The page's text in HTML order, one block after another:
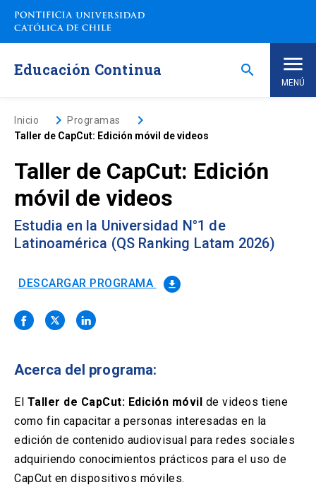
Saltar
contenido
Educación Continua search
MENÚ
Inicio
Programas de Estudio
Programas Corporativos
Noticias
Solicitud Certificados
en
nueva
pestaña)
enlace
abre
en
nueva
pestaña)
enlace
se
abre
en
nueva
ACCESOS UC
Biblioteca launch
(El
enlace
Mi Portal UC launch
(El
enlace
Inicio keyboard_arrow_rightProgramas keyboard_arrow_right
Taller de CapCut: Edición móvil de videos
Taller de CapCut: Edición
móvil de videos
Estudia en la Universidad N°1 de
Latinoamérica (QS Ranking Latam 2026)
DESCARGAR PROGRAMA file_download
Acerca del programa:
El Taller de CapCut: Edición móvil de videos tiene
como fin capacitar a personas interesadas en la
edición de contenido audiovisual para redes sociales
adquiriendo conocimientos prácticos para el uso de
CapCut en dispositivos móviles.